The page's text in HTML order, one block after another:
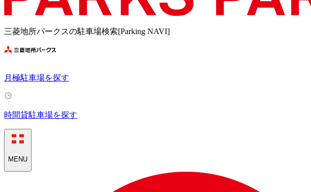
三菱地所パークスの駐車場検索[Parking NAVI]
月極駐車場を探す
時間貸駐車場を探す
MENU